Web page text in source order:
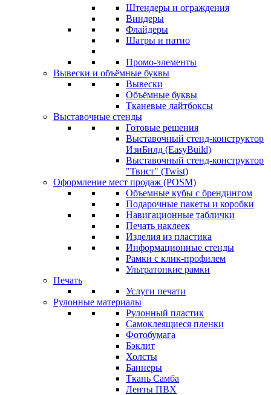
Штендеры и ограждения
Виндеры
Флайдеры
Шатры и патио
Промо-элементы
Вывески и объёмные буквы
Вывески
Объёмные буквы
Тканевые лайтбоксы
Выставочные стенды
Готовые решения
Выставочный стенд-конструктор
ИзиБилд (EasyBuild)
Выставочный стенд-конструктор
"Твист" (Twist)
Оформление мест продаж (POSM)
Объемные кубы с брендингом
Подарочные пакеты и коробки
Навигационные таблички
Печать наклеек
Изделия из пластика
Информационные стенды
Рамки с клик-профилем
Ультратонкие рамки
Печать
Услуги печати
Рулонные материалы
Рулонный пластик
Самоклеящиеся пленки
Фотобумага
Бэклит
Холсты
Баннеры
Ткань Самба
Ленты ПВХ